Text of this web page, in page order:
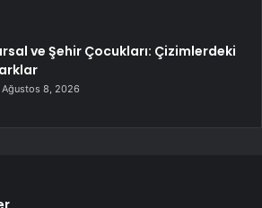
ve Şehir Çocukları: Çizimlerdeki
Ağustos 8, 2026